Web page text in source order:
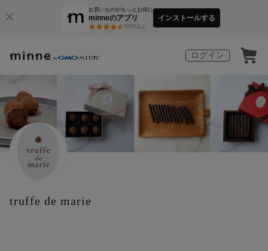
お買いものがもっとお得に
minneのアプリ
3万件以上
インストールする
ログイン
truffe de marie